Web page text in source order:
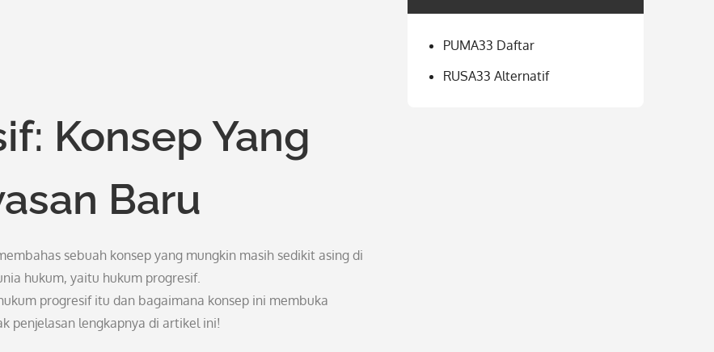
Konsep Yang
Baru
sebuah konsep yang mungkin masih sedikit asing di
hukum, yaitu hukum progresif.
progresif itu dan bagaimana konsep ini membuka
penjelasan lengkapnya di artikel ini!
PUMA33 Daftar
RUSA33 Alternatif